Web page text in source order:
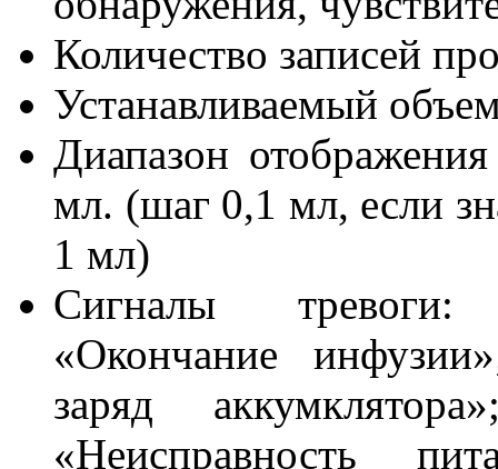
Количество записей
Устанавливаемый
Диапазон
мл. (шаг 0,1 мл, если
1 мл)
Сигналы
«Окончание
заряд
«Неисправность